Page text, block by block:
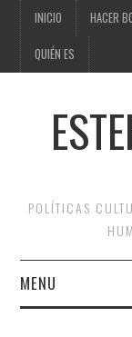
INICIO HACER
QUIÉN ES
POLÍTICAS
MENU